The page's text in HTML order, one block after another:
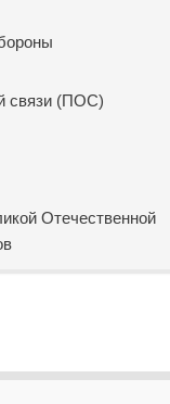
связи (ПОС)
Отечественной